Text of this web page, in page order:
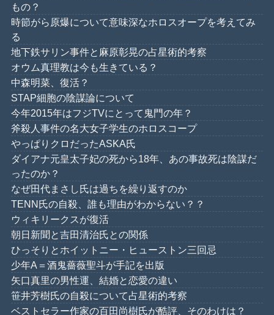
もの？
時節がら原爆について意味深なホロスオープを考えてみ
る
地下鉄サリン事件と麻原彰晃の占星術的考察
オウム真理教は今も生きている？
中森明菜、復活？
STAP細胞の陰謀論について
今年2015年はフジTVにとって鬼門の年？
斧殺人事件の名大女子学生のホロスコープ
やっぱりクロだったASKA氏
ダイアナ元皇太子妃の死から18年、あの事故死は陰謀だ
ったのか？
なぜ田代まさし氏は過ちを繰り返すのか
TENN氏の自殺、誰も理由がわからない？？
ウィキリークスが復活
朝日新聞と吉田清治氏との関係
ひっそりとホイットニー・ヒューストン三回忌
少年A＝酒鬼薔薇聖斗が手記を出版
矢口真里の男性運、結婚と恋愛の違い
笹井芳樹氏の自殺について占星術的考察
ベストセラー作家の百田尚樹氏が酷評、そのわけは？